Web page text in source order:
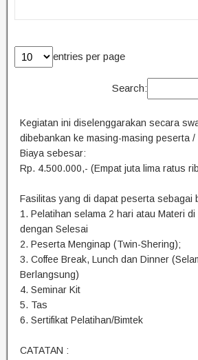
entries per page
Search:
Kegiatan ini diselenggarakan secara
dibebankan ke masing-masing peserta /
Biaya sebesar:
Rp. 4.500.000,- (Empat juta lima ratus
Fasilitas yang di dapat peserta sebagai
1. Pelatihan selama 2 hari atau Materi
dengan Selesai
2. Peserta Menginap (Twin-Shering);
3. Coffee Break, Lunch dan Dinner
Berlangsung)
4. Seminar Kit
5. Tas
6. Sertifikat Pelatihan/Bimtek
CATATAN :